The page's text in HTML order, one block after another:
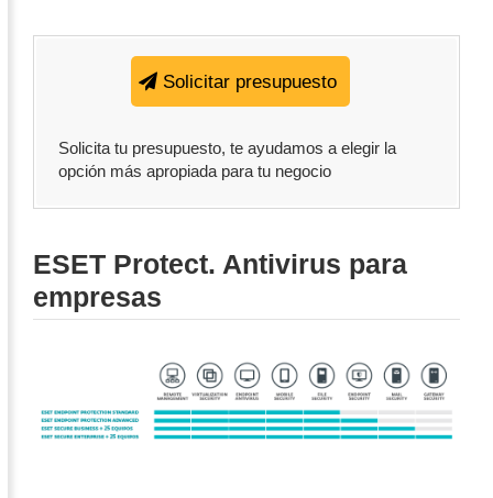
Solicitar presupuesto
Solicita tu presupuesto, te ayudamos a elegir la
opción más apropiada para tu negocio
ESET Protect. Antivirus para
empresas